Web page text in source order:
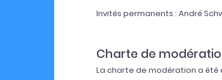
Invités permanents : André
Charte de
La charte de modération a été